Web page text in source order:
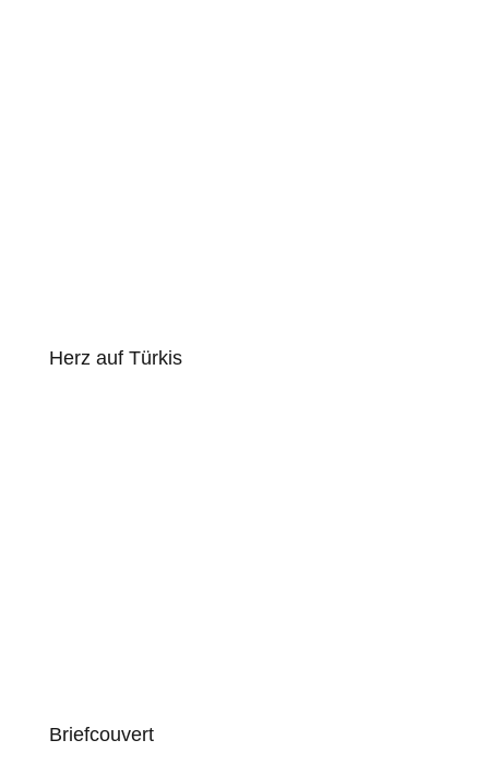
Herz auf Türkis
Briefcouvert